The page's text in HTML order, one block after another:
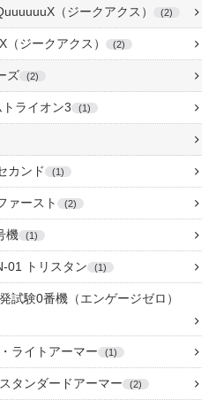
（ジークアクス） 2
ジークアクス） 2
ズ 2
ライオン3 1
カンド 1
ァースト 2
機 1
01 トリスタン 1
試験0番機（エンゲージゼロ）
ライトアーマー 1
タンダードアーマー 2